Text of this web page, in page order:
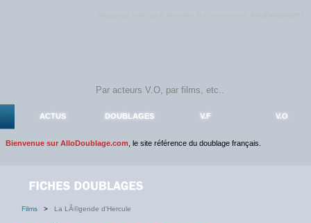
ACTUS DOUBLAGES V.F V.O
Bienvenue sur AlloDoublage.com , le site référence du doublage français.
Films > La LÃ©gende d'Hercule